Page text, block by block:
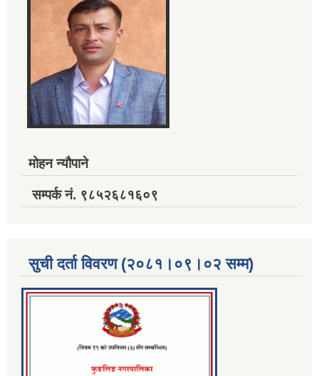
मोहन न्यौपाने
सम्पर्क नं. ९८५२६८१६०९
सुची दर्ता विवरण (२०८१।०९।०२ सम्म)